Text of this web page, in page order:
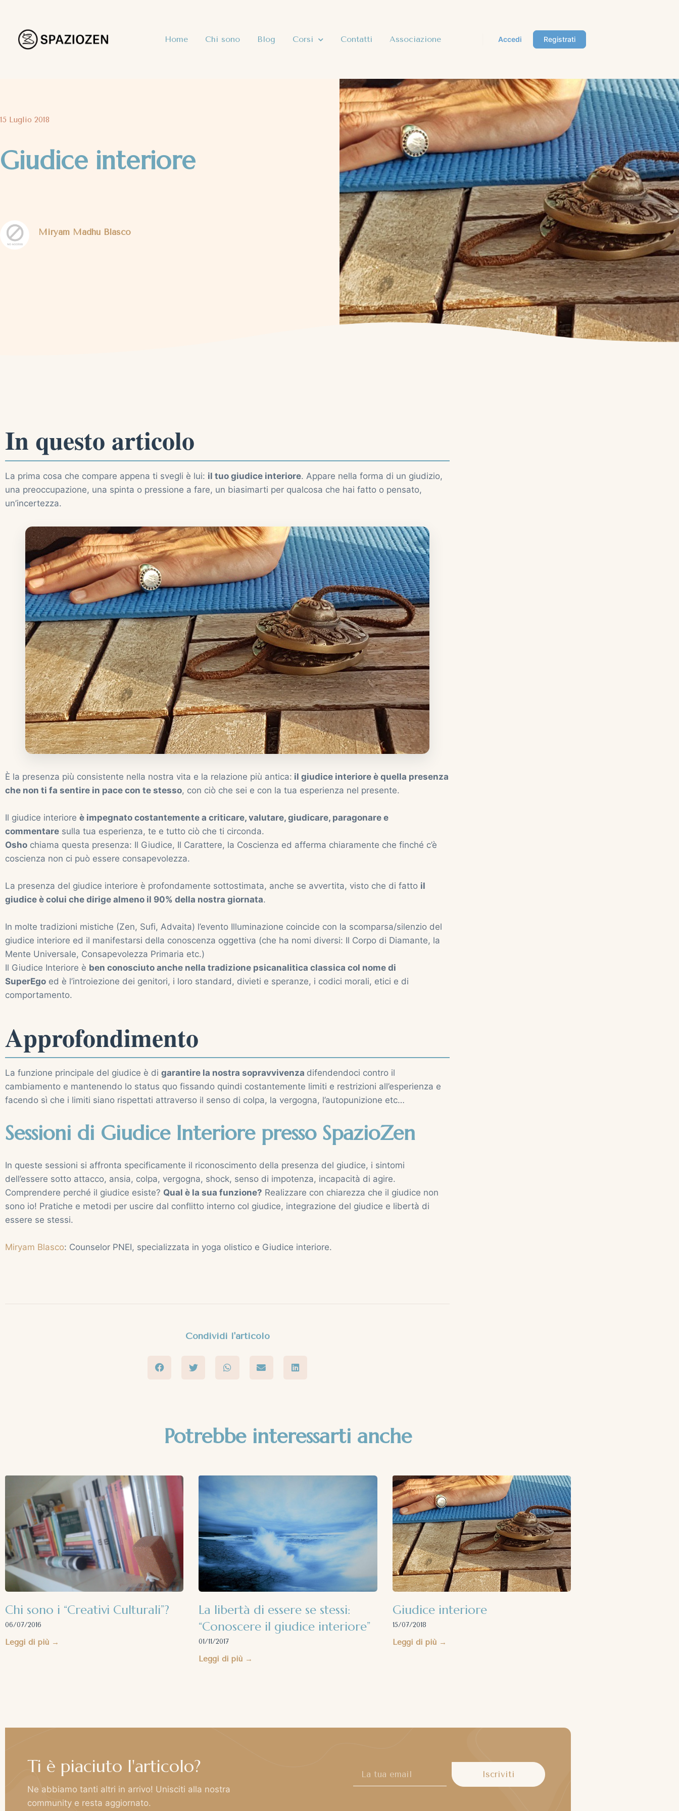
Home Chi sono Blog Corsi Contatti Associazione Accedi Registrati
15 Luglio 2018
Giudice interiore
Miryam Madhu Blasco
In questo articolo
La prima cosa che compare appena ti svegli è lui: il tuo giudice interiore. Appare nella forma di un giudizio,
una preoccupazione, una spinta o pressione a fare, un biasimarti per qualcosa che hai fatto o pensato,
un’incertezza.
È la presenza più consistente nella nostra vita e la relazione più antica: il giudice interiore è quella presenza
che non ti fa sentire in pace con te stesso, con ciò che sei e con la tua esperienza nel presente.
Il giudice interiore è impegnato costantemente a criticare, valutare, giudicare, paragonare e
commentare sulla tua esperienza, te e tutto ciò che ti circonda.
Osho chiama questa presenza: Il Giudice, Il Carattere, la Coscienza ed afferma chiaramente che finché c’è
coscienza non ci può essere consapevolezza.
La presenza del giudice interiore è profondamente sottostimata, anche se avvertita, visto che di fatto il
giudice è colui che dirige almeno il 90% della nostra giornata.
In molte tradizioni mistiche (Zen, Sufi, Advaita) l’evento Illuminazione coincide con la scomparsa/silenzio del
giudice interiore ed il manifestarsi della conoscenza oggettiva (che ha nomi diversi: Il Corpo di Diamante, la
Mente Universale, Consapevolezza Primaria etc.)
Il Giudice Interiore è ben conosciuto anche nella tradizione psicanalitica classica col nome di
SuperEgo ed è l’introiezione dei genitori, i loro standard, divieti e speranze, i codici morali, etici e di
comportamento.
Approfondimento
La funzione principale del giudice è di garantire la nostra sopravvivenza difendendoci contro il
cambiamento e mantenendo lo status quo fissando quindi costantemente limiti e restrizioni all’esperienza e
facendo sì che i limiti siano rispettati attraverso il senso di colpa, la vergogna, l’autopunizione etc…
Sessioni di Giudice Interiore presso SpazioZen
In queste sessioni si affronta specificamente il riconoscimento della presenza del giudice, i sintomi
dell’essere sotto attacco, ansia, colpa, vergogna, shock, senso di impotenza, incapacità di agire.
Comprendere perché il giudice esiste? Qual è la sua funzione? Realizzare con chiarezza che il giudice non
sono io! Pratiche e metodi per uscire dal conflitto interno col giudice, integrazione del giudice e libertà di
essere se stessi.
Miryam Blasco: Counselor PNEI, specializzata in yoga olistico e Giudice interiore.
Condividi l'articolo
Potrebbe interessarti anche
Chi sono i “Creativi Culturali”?
06/07/2016
Leggi di più →
La libertà di essere se stessi:
“Conoscere il giudice interiore”
01/11/2017
Leggi di più →
Giudice interiore
15/07/2018
Leggi di più →
Ti è piaciuto l'articolo?
Ne abbiamo tanti altri in arrivo! Unisciti alla nostra
community e resta aggiornato.
Iscriviti